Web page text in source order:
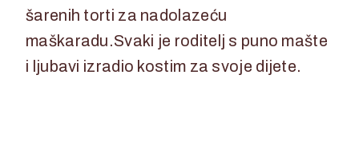
šarenih torti za nadolazeću
maškaradu.Svaki je roditelj s puno mašte
i ljubavi izradio kostim za svoje dijete.